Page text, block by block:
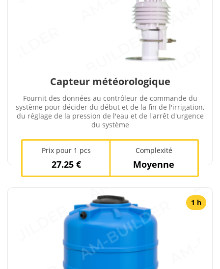
Capteur météorologique
Fournit des données au contrôleur de commande du
système pour décider du début et de la fin de l'irrigation,
du réglage de la pression de l'eau et de l'arrêt d'urgence
du système
Prix ​​pour 1 pcs
27.25 €
Complexité
Moyenne
1 h